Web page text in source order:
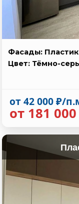
Фасады: Пластик
Цвет: Тёмно-
от 42 000 ₽/
от 181